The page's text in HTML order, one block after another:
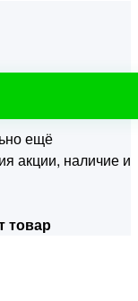
ещё
акции, наличие и
товар